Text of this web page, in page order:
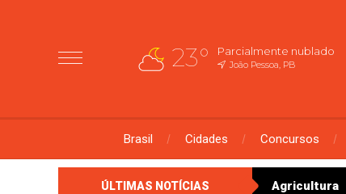
23° Parcialmente nublado
João Pessoa, PB
Brasil Cidades Concursos
ÚLTIMAS NOTÍCIAS Educação